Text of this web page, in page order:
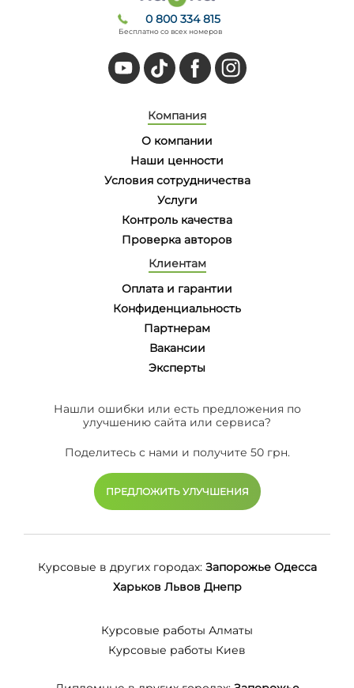
0 800 334 815
Бесплатно со всех номеров
Компания
О компании
Наши ценности
Условия сотрудничества
Услуги
Контроль качества
Проверка авторов
Клиентам
Оплата и гарантии
Конфиденциальность
Партнерам
Вакансии
Эксперты
Нашли ошибки или есть предложения по
улучшению сайта или сервиса?
Поделитесь с нами и получите 50 грн.
ПРЕДЛОЖИТЬ УЛУЧШЕНИЯ
Курсовые в других городах: Запорожье Одесса
Харьков Львов Днепр
Курсовые работы Алматы
Курсовые работы Киев